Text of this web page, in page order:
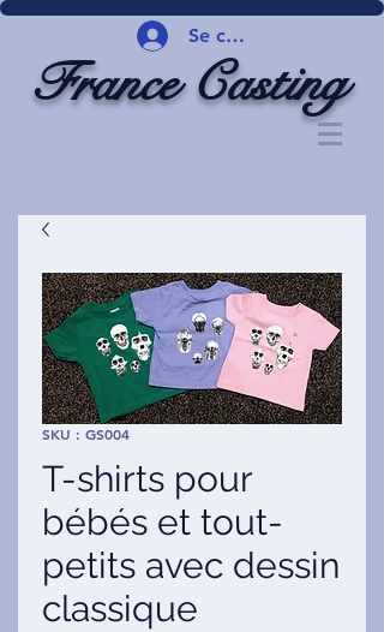
Se connecter
France Casting
SKU : GS004
T-shirts pour
bébés et tout-
petits avec dessin
classique